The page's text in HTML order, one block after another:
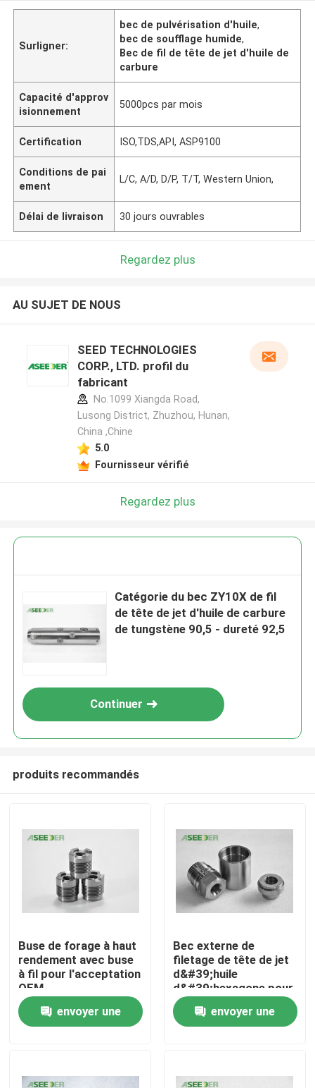
Maison
À propos de nous
Surligner:
bec de pulvérisation d'huile,
bec de soufflage humide,
Bec de fil de tête de jet d'huile de
carbure
Capacité d'approv
isionnement
5000pcs par mois
Certification ISO,TDS,API, ASP9100
Conditions de pai
ement
L/C, A/D, D/P, T/T, Western Union,
Délai de livraison 30 jours ouvrables
Regardez plus
AU SUJET DE NOUS
SEED TECHNOLOGIES
CORP., LTD. profil du
fabricant
No.1099 Xiangda Road,
Lusong District, Zhuzhou, Hunan,
China ,Chine
5.0
Fournisseur vérifié
Regardez plus
Catégorie du bec ZY10X de fil
de tête de jet d'huile de carbure
de tungstène 90,5 - dureté 92,5
Continuer
produits recommandés
Buse de forage à haut
rendement avec buse
à fil pour l'acceptation
OEM
envoyer une
Bec externe de
filetage de tête de jet
d&#39;huile
d&#39;hexagone pour
l&#39;industrie du
pétrole et de la
mécanique
envoyer une